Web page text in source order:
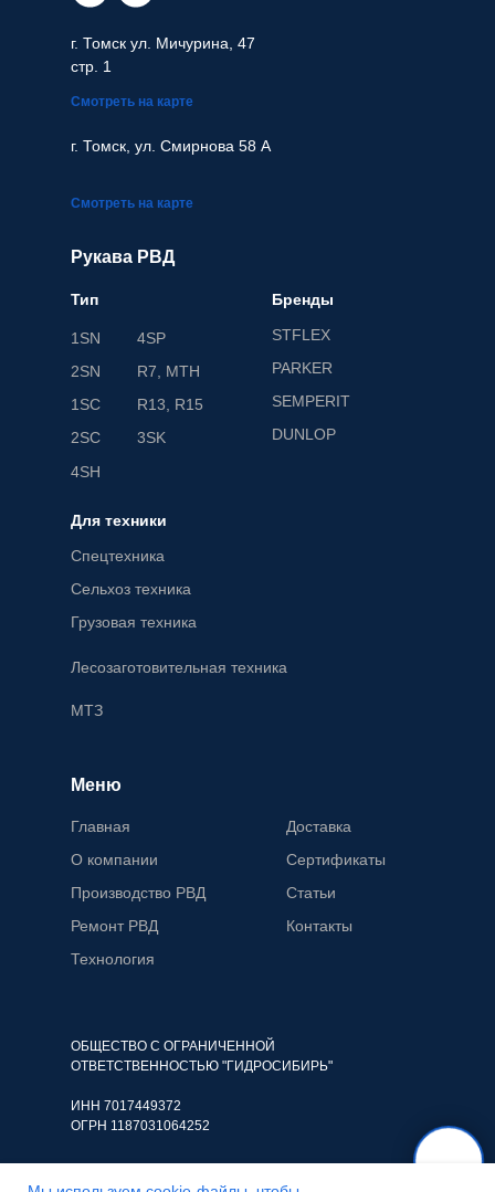
ОБЩЕСТВО С ОГРАНИЧЕННОЙ
ОТВЕТСТВЕННОСТЬЮ "ГИДРОСИБИРЬ"
ИНН 7017449372
ОГРН 1187031064252
Рукава РВД
Тип
г. Томск ул. Мичурина, 47
стр. 1
г. Томск, ул. Смирнова 58 А
Спецтехника
1SN
2SN
1SC
2SC
4SH
4SP
R7, MTH
R13, R15
3SK
Смотреть на карте
Сельхоз техника
Смотреть на карте
Грузовая техника
Меню
Главная
О компании
Производство РВД
Ремонт РВД
Технология
Доставка
Сертификаты
Статьи
Контакты
Лесозаготовительная техника
Для техники
STFLEX
PARKER
SEMPERIT
DUNLOP
Бренды
МТЗ